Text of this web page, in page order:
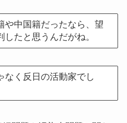
や中国籍だったなら、望
したと思うんだがね。
なく反日の活動家でし